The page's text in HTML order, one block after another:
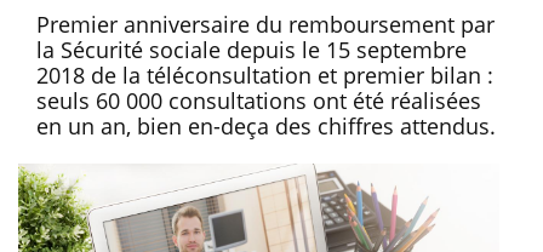
Premier anniversaire du remboursement par
la Sécurité sociale depuis le 15 septembre
2018 de la téléconsultation et premier bilan :
seuls 60 000 consultations ont été réalisées
en un an, bien en-deça des chiffres attendus.